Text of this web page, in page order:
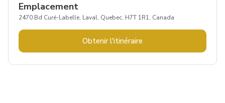
Emplacement
2470 Bd Curé-Labelle, Laval, Quebec, H7T 1R1, Canada
Obtenir l'itinéraire